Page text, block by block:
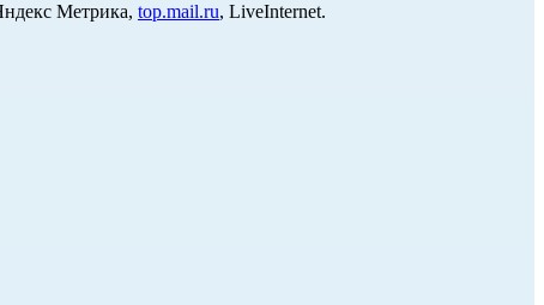
Метрика, top.mail.ru, LiveInternet.